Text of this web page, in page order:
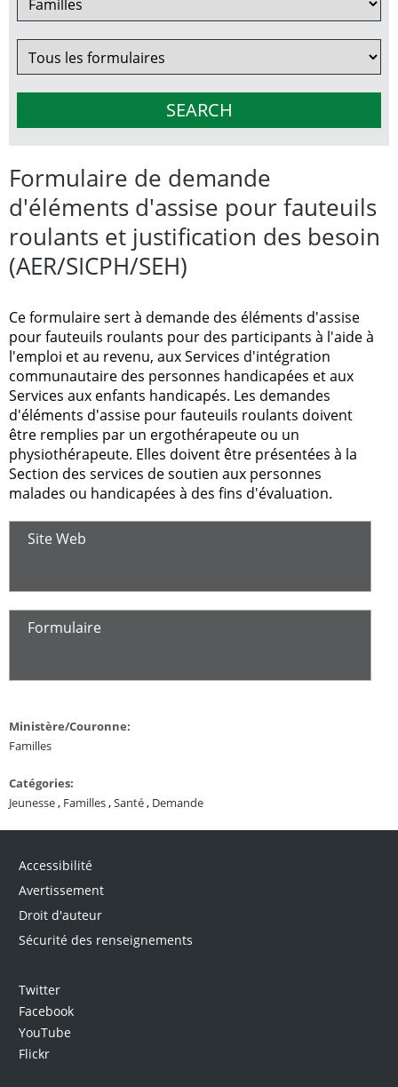
Formulaire de demande
d'éléments d'assise pour fauteuils
roulants et justification des besoin
(AER/SICPH/SEH)
Ce formulaire sert à demande des éléments d'assise
pour fauteuils roulants pour des participants à l'aide à
l'emploi et au revenu, aux Services d'intégration
communautaire des personnes handicapées et aux
Services aux enfants handicapés. Les demandes
d'éléments d'assise pour fauteuils roulants doivent
être remplies par un ergothérapeute ou un
physiothérapeute. Elles doivent être présentées à la
Section des services de soutien aux personnes
malades ou handicapées à des fins d'évaluation.
Site Web
Formulaire
Ministère/Couronne:
Familles
Catégories:
Jeunesse, Familles,Santé, Demande
Accessibilité
Avertissement
Droit d'auteur
Sécurité des renseignements
Twitter
Facebook
YouTube
Flickr